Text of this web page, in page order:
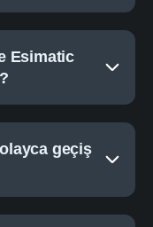
Esimatic
geçiş